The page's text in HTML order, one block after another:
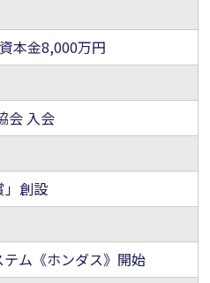
本金8,000万円
会 入会
」創設
ム《ホンダス》開始